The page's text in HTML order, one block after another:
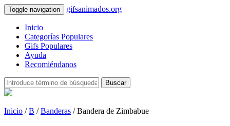
Toggle navigation gifsanimados.org
Inicio
Categorías Populares
Gifs Populares
Ayuda
Recomiéndanos
Buscar
Inicio /B /Banderas / Bandera de Zimbabue